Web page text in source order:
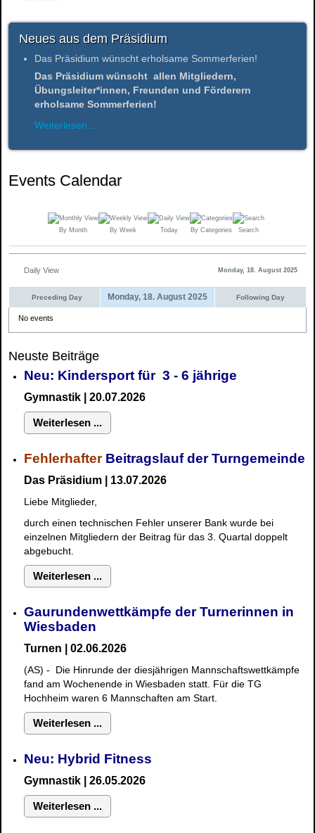
Neues aus dem Präsidium
Das Präsidium wünscht erholsame Sommerferien!
Das Präsidium wünscht allen Mitgliedern,
Übungsleiter*innen, Freunden und Förderern
erholsame Sommerferien!
Weiterlesen...
Events Calendar
By Month By Week Today By Categories Search
Daily View Monday, 18. August 2025
Preceding Day Monday, 18. August 2025 Following Day
No events
Neuste Beiträge
Neu: Kindersport für 3 - 6 jährige
Gymnastik | 20.07.2026
Weiterlesen ...
FehlerhafterBeitragslauf der Turngemeinde
Das Präsidium | 13.07.2026
Liebe Mitglieder,
durch einen technischen Fehler unserer Bank wurde bei
einzelnen Mitgliedern der Beitrag für das 3. Quartal doppelt
abgebucht.
Weiterlesen ...
Gaurundenwettkämpfe der Turnerinnen in
Wiesbaden
Turnen | 02.06.2026
(AS) - Die Hinrunde der diesjährigen Mannschaftswettkämpfe
fand am Wochenende in Wiesbaden statt. Für die TG
Hochheim waren 6 Mannschaften am Start.
Weiterlesen ...
Neu: Hybrid Fitness
Gymnastik | 26.05.2026
Weiterlesen ...